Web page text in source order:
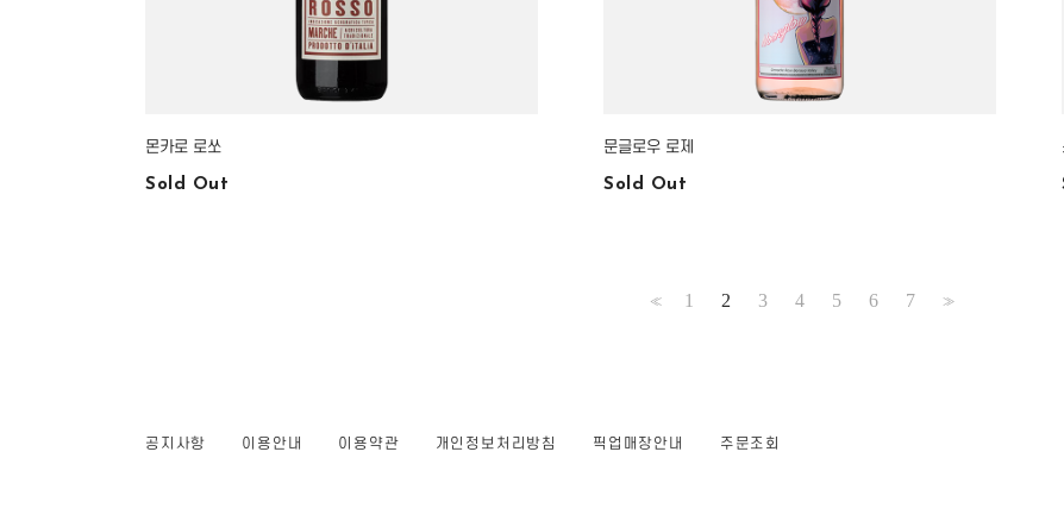
몬카로 로쏘
Sold Out
문글로우 로제
Sold Out
<< 1 2 3 4 5 6 7 >>
공지사항 이용안내 이용약관 개인정보처리방침 픽업매장안내 주문조회